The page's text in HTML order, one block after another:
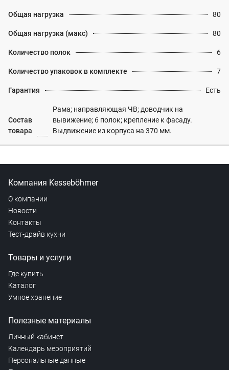
Общая нагрузка 80
Общая нагрузка (макс) 80
Количество полок 6
Количество упаковок в комплекте 7
Гарантия Есть
Состав
товара
Рама; направляющая ЧВ; доводчик на
вывижение; 6 полок; крепление к фасаду.
Выдвижение из корпуса на 370 мм.
Компания Kesseböhmer
О компании
Новости
Контакты
Тест-драйв кухни
Товары и услуги
Где купить
Каталог
Умное хранение
Полезные материалы
Личный кабинет
Календарь мероприятий
Персональные данные